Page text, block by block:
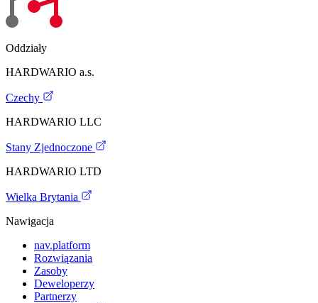
Oddziały
HARDWARIO a.s.
Czechy
HARDWARIO LLC
Stany Zjednoczone
HARDWARIO LTD
Wielka Brytania
Nawigacja
nav.platform
Rozwiązania
Zasoby
Deweloperzy
Partnerzy